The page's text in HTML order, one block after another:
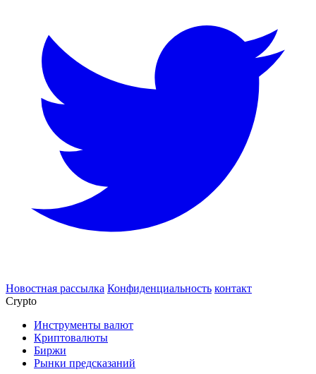
Новостная рассылка Конфиденциальность контакт
Crypto
Инструменты валют
Криптовалюты
Биржи
Рынки предсказаний